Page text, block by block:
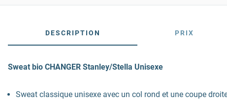
DESCRIPTION PRIX
Sweat bio CHANGER Stanley/Stella Unisexe
Sweat classique unisexe avec un col rond et une coupe